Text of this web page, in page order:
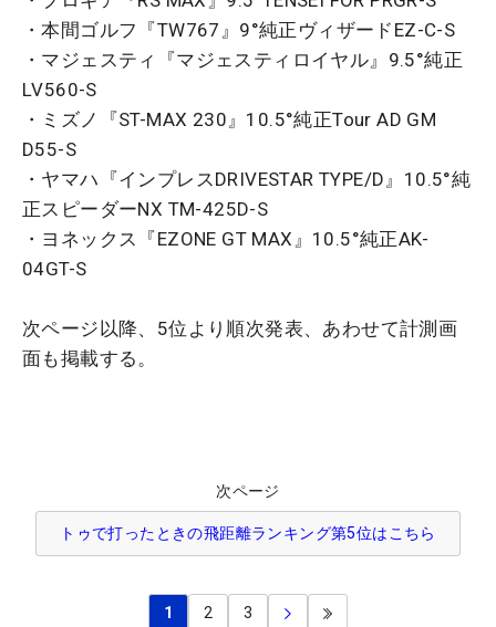
・本間ゴルフ『TW767』9°純正ヴィザードEZ-C-S
・マジェスティ『マジェスティロイヤル』9.5°純正
LV560-S
・ミズノ『ST-MAX 230』10.5°純正Tour AD GM
D55-S
・ヤマハ『インプレスDRIVESTAR TYPE/D』10.5°純
正スピーダーNX TM-425D-S
・ヨネックス『EZONE GT MAX』10.5°純正AK-
04GT-S
次ページ以降、5位より順次発表、あわせて計測画
面も掲載する。
次ページ
トゥで打ったときの飛距離ランキング第5位はこちら
1 2 3